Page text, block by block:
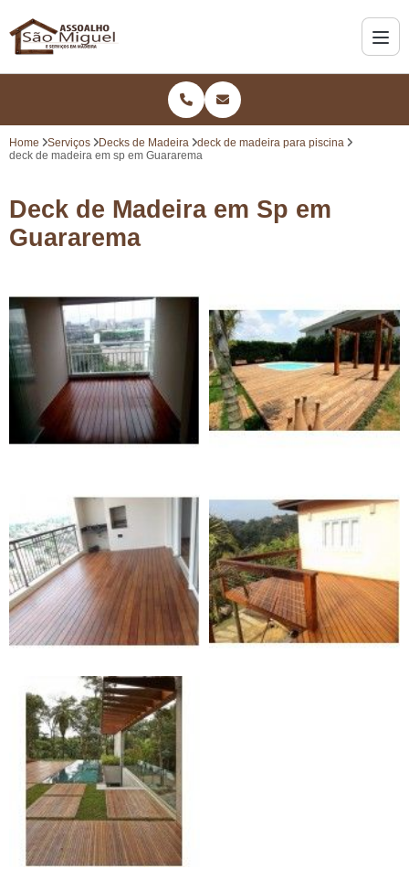
Home Serviços Decks de Madeira
deck de madeira para piscina
deck de madeira em sp em Guararema
Deck de Madeira em Sp em
Guararema